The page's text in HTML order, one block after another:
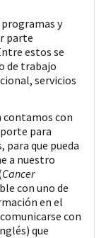
y
parte
estos se
de trabajo
servicios
contamos con
para
que pueda
a nuestro
Cancer
con uno de
en el
con
que